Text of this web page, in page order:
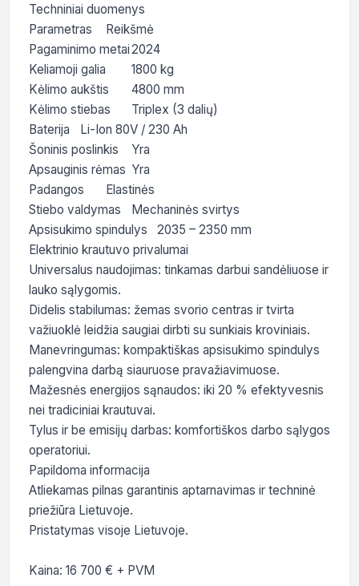
Techniniai duomenys
Parametras	Reikšmė
Pagaminimo metai	2024
Keliamoji galia	1800 kg
Kėlimo aukštis	4800 mm
Kėlimo stiebas	Triplex (3 dalių)
Baterija	Li-Ion 80V / 230 Ah
Šoninis poslinkis	Yra
Apsauginis rėmas	Yra
Padangos	Elastinės
Stiebo valdymas	Mechaninės svirtys
Apsisukimo spindulys	2035 – 2350 mm
Elektrinio krautuvo privalumai
Universalus naudojimas: tinkamas darbui sandėliuose ir
lauko sąlygomis.
Didelis stabilumas: žemas svorio centras ir tvirta
važiuoklė leidžia saugiai dirbti su sunkiais kroviniais.
Manevringumas: kompaktiškas apsisukimo spindulys
palengvina darbą siauruose pravažiavimuose.
Mažesnės energijos sąnaudos: iki 20 % efektyvesnis
nei tradiciniai krautuvai.
Tylus ir be emisijų darbas: komfortiškos darbo sąlygos
operatoriui.
Papildoma informacija
Atliekamas pilnas garantinis aptarnavimas ir techninė
priežiūra Lietuvoje.
Pristatymas visoje Lietuvoje.
Kaina: 16 700 € + PVM